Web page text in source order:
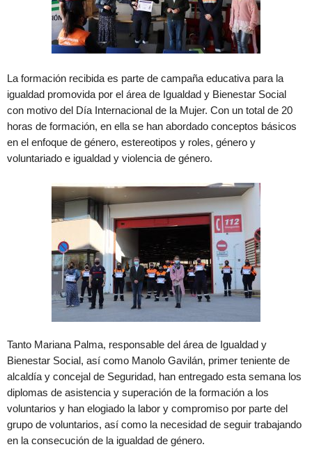
La formación recibida es parte de campaña educativa para la
igualdad promovida por el área de Igualdad y Bienestar Social
con motivo del Día Internacional de la Mujer. Con un total de 20
horas de formación, en ella se han abordado conceptos básicos
en el enfoque de género, estereotipos y roles, género y
voluntariado e igualdad y violencia de género.
Tanto Mariana Palma, responsable del área de Igualdad y
Bienestar Social, así como Manolo Gavilán, primer teniente de
alcaldía y concejal de Seguridad, han entregado esta semana los
diplomas de asistencia y superación de la formación a los
voluntarios y han elogiado la labor y compromiso por parte del
grupo de voluntarios, así como la necesidad de seguir trabajando
en la consecución de la igualdad de género.